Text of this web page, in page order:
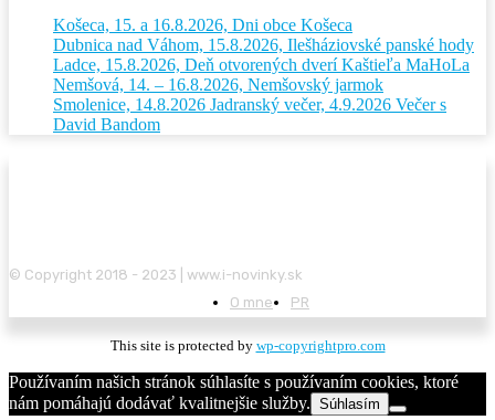
Košeca, 15. a 16.8.2026, Dni obce Košeca
Dubnica nad Váhom, 15.8.2026, Ilešháziovské panské hody
Ladce, 15.8.2026, Deň otvorených dverí Kaštieľa MaHoLa
Nemšová, 14. – 16.8.2026, Nemšovský jarmok
Smolenice, 14.8.2026 Jadranský večer, 4.9.2026 Večer s
David Bandom
© Copyright 2018 - 2023 | www.i-novinky.sk
O mne
PR
This site is protected by wp-copyrightpro.com
Používaním našich stránok súhlasíte s používaním cookies, ktoré
nám pomáhajú dodávať kvalitnejšie služby. Súhlasím